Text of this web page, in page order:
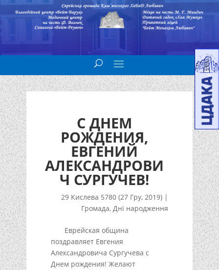
С ДНЕМ
РОЖДЕНИЯ,
ЕВГЕНИЙ
АЛЕКСАНДРОВИ
Ч СУРГУЧЕВ!
29 Кислева 5780 (27 Гру, 2019) |
Громада,Дні народження
Еврейская община
поздравляет Евгения
Александровича Сургучева с
Днем рождения! Желают